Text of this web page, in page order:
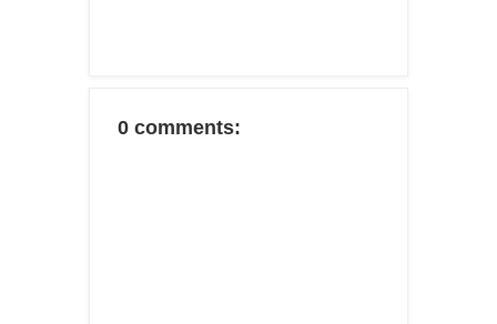
0 comments: